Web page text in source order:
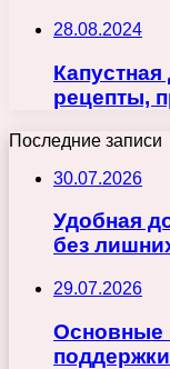
28.08.2024
рецепты,
Последние записи
30.07.2026
Удобная
без
29.07.2026
Основные